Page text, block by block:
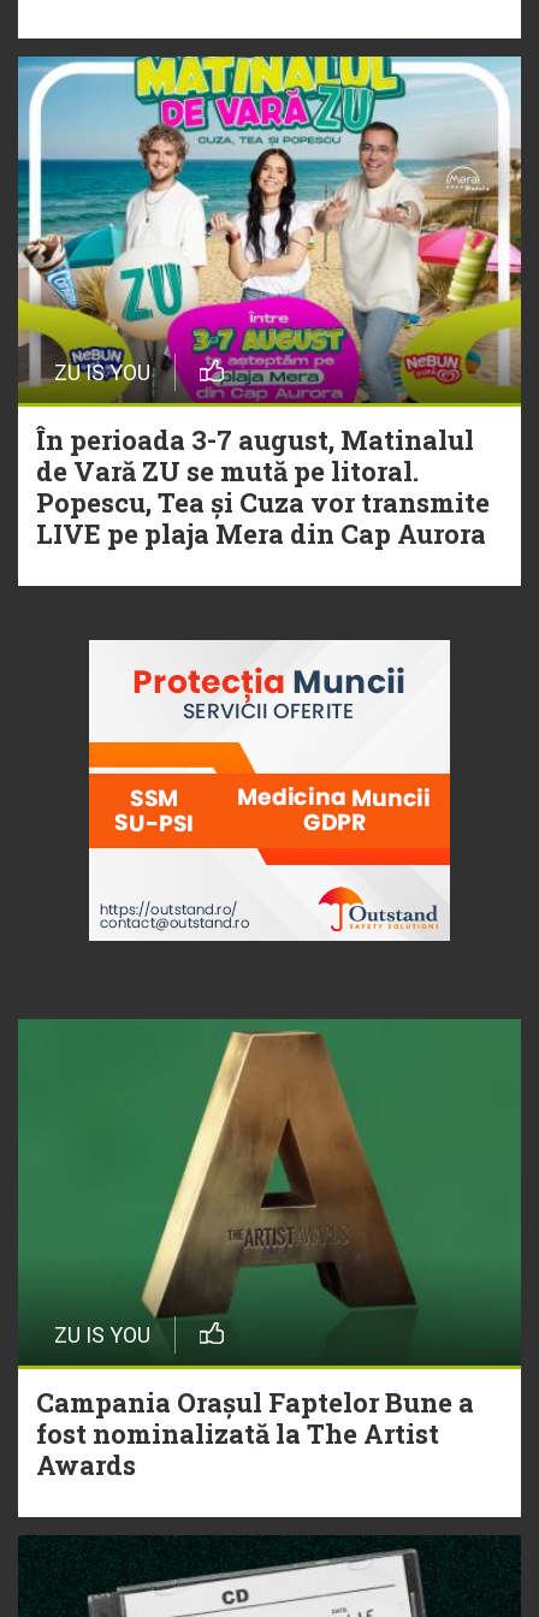
ZU IS YOU
În perioada 3-7 august, Matinalul
de Vară ZU se mută pe litoral.
Popescu, Tea și Cuza vor transmite
LIVE pe plaja Mera din Cap Aurora
ZU IS YOU
Campania Orașul Faptelor Bune a
fost nominalizată la The Artist
Awards